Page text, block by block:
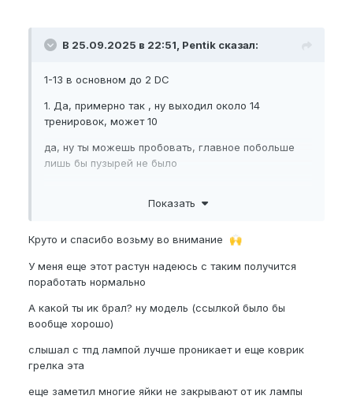
В 25.09.2025 в 22:51, Pentik сказал:
1-13 в основном до 2 DC
1. Да, примерно так , ну выходил около 14
тренировок, может 10
да, ну ты можешь пробовать, главное побольше
лишь бы пузырей не было
впринципе по жизни проблемы
Показать
Круто и спасибо возьму во внимание 🙌
У меня еще этот растун надеюсь с таким получится
поработать нормально
А какой ты ик брал? ну модель (ссылкой было бы
вообще хорошо)
слышал с тпд лампой лучше проникает и еще коврик
грелка эта
еще заметил многие яйки не закрывают от ик лампы